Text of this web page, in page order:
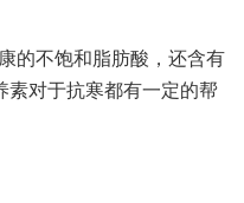
的不饱和脂肪酸，还含有
素对于抗寒都有一定的帮